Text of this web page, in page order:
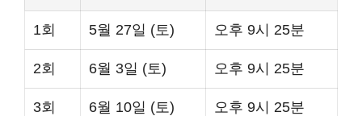
1회 5월 27일 (토) 오후 9시 25분
2회 6월 3일 (토) 오후 9시 25분
3회 6월 10일 (토) 오후 9시 25분